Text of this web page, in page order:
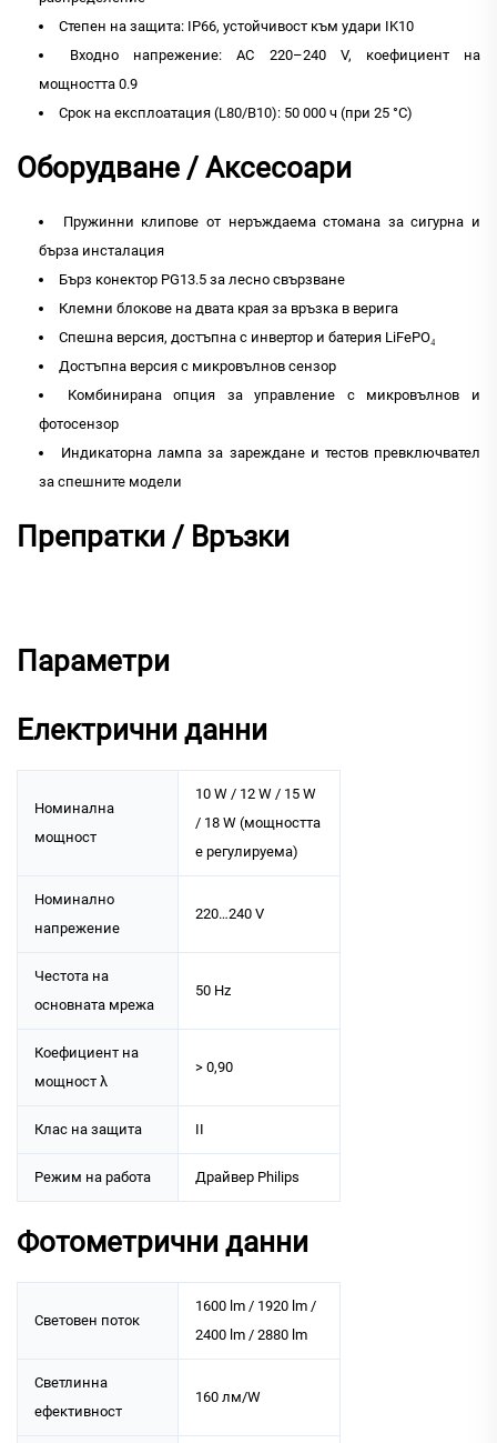
Степен на защита: IP66, устойчивост към удари IK10
Входно напрежение: AC 220–240 V, коефициент на
мощността 0.9
Срок на експлоатация (L80/B10): 50 000 ч (при 25 °C)
Оборудване / Аксесоари
Пружинни клипове от неръждаема стомана за сигурна и
бърза инсталация
Бърз конектор PG13.5 за лесно свързване
Клемни блокове на двата края за връзка в верига
Спешна версия, достъпна с инвертор и батерия LiFePO₄
Достъпна версия с микровълнов сензор
Комбинирана опция за управление с микровълнов и
фотосензор
Индикаторна лампа за зареждане и тестов превключвател
за спешните модели
Препратки / Връзки
Параметри
Електрични данни
Номинална
мощност
10 W / 12 W / 15 W
/ 18 W (мощността
е регулируема)
Номинално
напрежение
220…240 V
Честота на
основната мрежа
50 Hz
Коефициент на
мощност λ
> 0,90
Клас на защита II
Режим на работа Драйвер Philips
Фотометрични данни
Световен поток
1600 lm / 1920 lm /
2400 lm / 2880 lm
Светлинна
ефективност
160 лм/W